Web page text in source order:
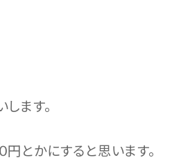
ます。
円とかにすると思います。